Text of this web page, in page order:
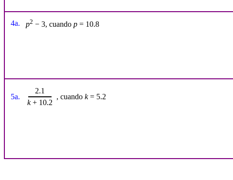
4a. p2 − 3, cuando p = 10.8
5a.
2.1
k+ 10.2
, cuando k= 5.2